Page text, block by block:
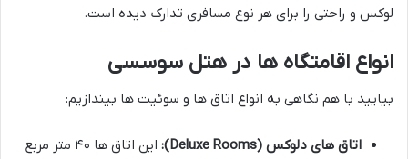
لوکس و راحتی را برای هر نوع مسافری تدارک دیده است.
انواع اقامتگاه ها در هتل سوسسی
بیایید با هم نگاهی به انواع اتاق ها و سوئیت ها بیندازیم:
اتاق های دلوکس (Deluxe Rooms):
این اتاق ها ۴۰ متر مربع